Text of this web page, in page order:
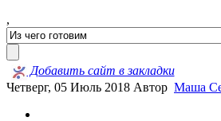
,
Добавить сайт в закладки
Четверг, 05 Июль 2018 Автор Маша